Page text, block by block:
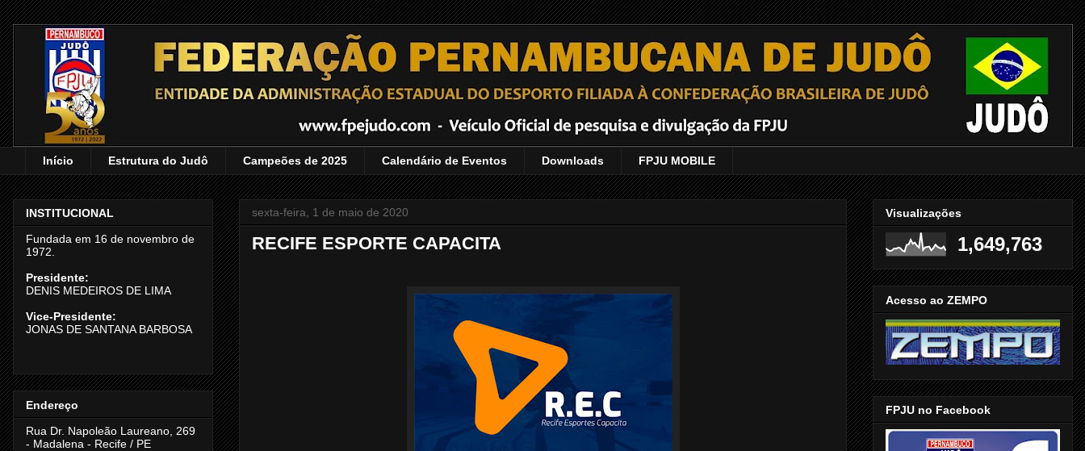
Início Estrutura do Judô Campeões de 2025 Calendário de Eventos Downloads FPJU MOBILE
sexta-feira, 1 de maio de 2020
RECIFE ESPORTE CAPACITA
INSTITUCIONAL
Fundada em 16 de novembro de
1972.
Presidente:
DENIS MEDEIROS DE LIMA
Vice-Presidente:
JONAS DE SANTANA BARBOSA
Endereço
Rua Dr. Napoleão Laureano, 269
- Madalena - Recife / PE
Visualizações
1,649,763
Acesso ao ZEMPO
FPJU no Facebook